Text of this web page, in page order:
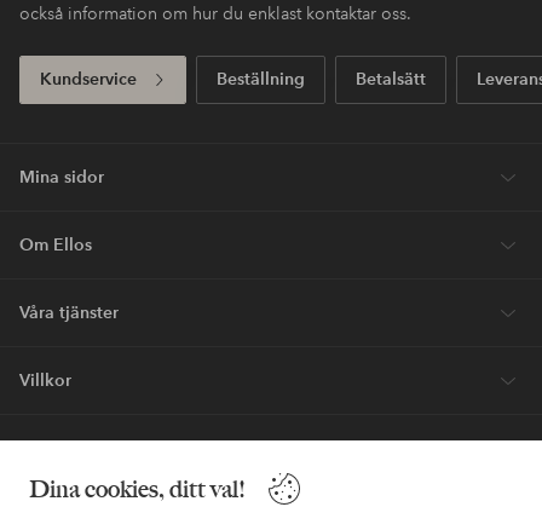
Dina cookies, ditt val!
också information om hur du enklast kontaktar oss.
Kundservice Beställning Betalsätt
Mina sidor
Om Ellos
Våra tjänster
Villkor
Vänner